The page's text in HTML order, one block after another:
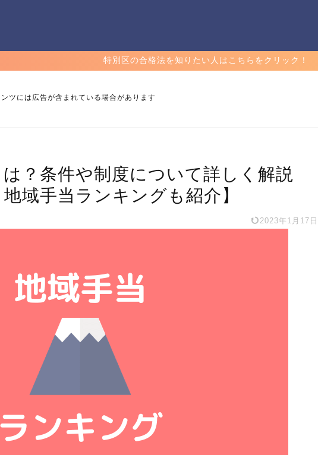
特別区の合格法を知りたい人はこちらをクリック！
ツには広告が含まれている場合があります
？条件や制度について詳しく解説
域手当ランキングも紹介】
2023年1月17日